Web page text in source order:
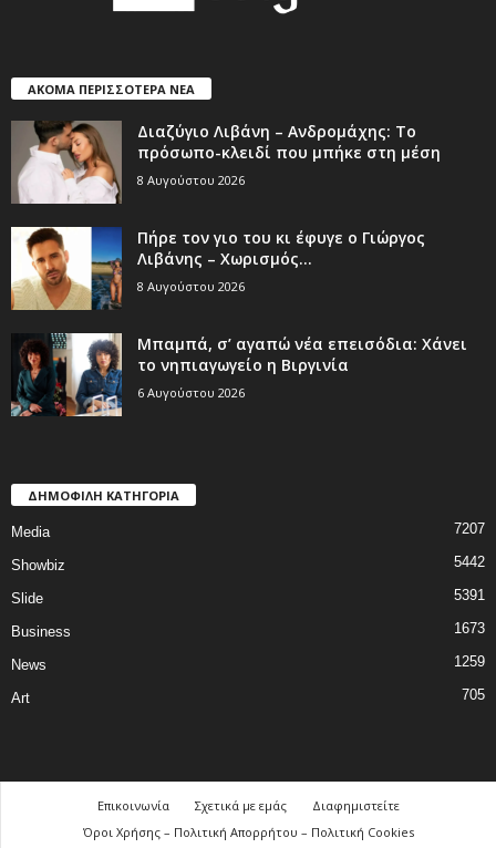
ΑΚΟΜΑ ΠΕΡΙΣΣΟΤΕΡΑ ΝΕΑ
Διαζύγιο Λιβάνη – Ανδρομάχης: Το
πρόσωπο-κλειδί που μπήκε στη μέση
8 Αυγούστου 2026
Πήρε τον γιο του κι έφυγε ο Γιώργος
Λιβάνης – Χωρισμός...
8 Αυγούστου 2026
Μπαμπά, σ’ αγαπώ νέα επεισόδια: Χάνει
το νηπιαγωγείο η Βιργινία
6 Αυγούστου 2026
ΔΗΜΟΦΙΛΗ ΚΑΤΗΓΟΡΙΑ
Media 7207
Showbiz 5442
Slide 5391
Business 1673
News 1259
Art 705
Επικοινωνία Σχετικά με εμάς
Διαφημιστείτε
Όροι Χρήσης – Πολιτική Απορρήτου – Πολιτική Cookies